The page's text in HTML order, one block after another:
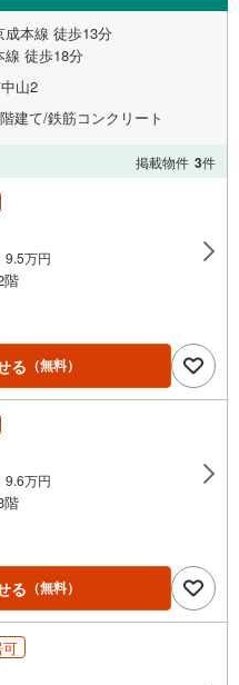
本線 徒歩13分
線 徒歩18分
山2
建て/鉄筋コンクリート
掲載物件 3件
9.5万円
階
る （無料）
9.6万円
階
る （無料）